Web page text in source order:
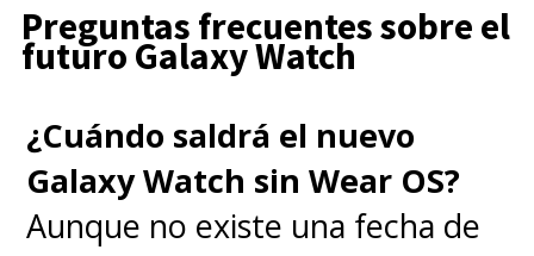
la meta fija de que las primeras
regulaciones entren en vigor de
manera oficial en laprimavera
de 2027.
Preguntas frecuentes sobre el
futuro Galaxy Watch
¿Cuándo saldrá el nuevo
Galaxy Watch sin Wear OS?
Aunque no existe una fecha de